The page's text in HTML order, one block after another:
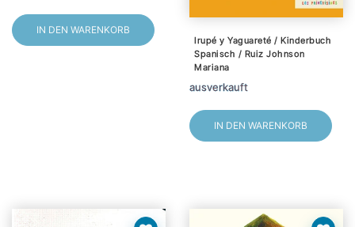
IN DEN WARENKORB
Irupé y Yaguareté / Kinderbuch
Spanisch / Ruiz Johnson
Mariana
ausverkauft
IN DEN WARENKORB